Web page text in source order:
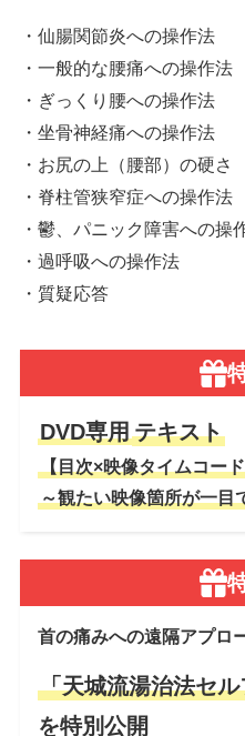
・仙腸関節炎への操作法
・一般的な腰痛への操作法
・ぎっくり腰への操作法
・坐骨神経痛への操作法
・お尻の上（腰部）の硬さ
・脊柱管狭窄症への操作法
・鬱、パニック障害への操
・過呼吸への操作法
・質疑応答
DVD専用 テキスト
【目次×映像タイムコード
～観たい映像箇所が一目
首の痛みへの遠隔アプロ
「天城流湯治法セ
を特別公開